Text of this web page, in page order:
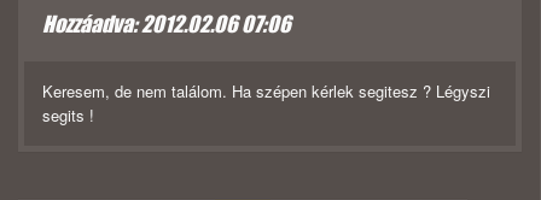
Hozzáadva: 2012.02.06 07:06
Keresem, de nem találom. Ha szépen kérlek segitesz ? Légyszi
segits !